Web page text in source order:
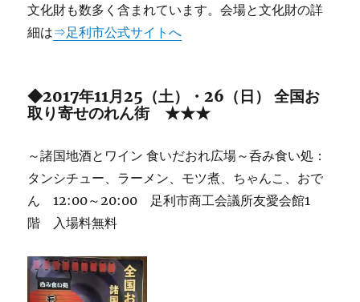
文化財も数多く含まれています。会場と文化財の詳
細は⇒足利市公式サイトへ
◆2017年11月25（土）・26（日） 全国お
取り寄せのれん街 ★★★
～諸国地酒とワイン 食いだおれ広場～呑み食い処：
タンシチュー、ラーメン、モツ煮、ちゃんこ、おで
ん 12:00～20:00 足利市商工会議所友愛会館1
階 入場料無料